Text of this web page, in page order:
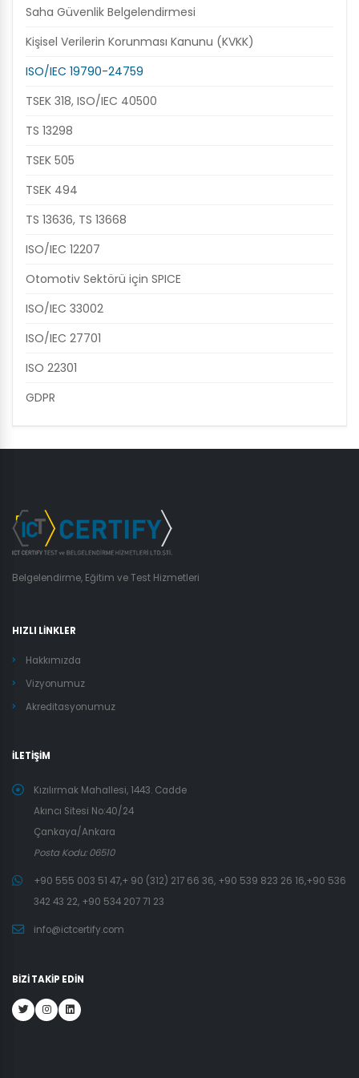
Saha Güvenlik Belgelendirmesi
Kişisel Verilerin Korunması Kanunu (KVKK)
ISO/IEC 19790-24759
TSEK 318, ISO/IEC 40500
TS 13298
TSEK 505
TSEK 494
TS 13636, TS 13668
ISO/IEC 12207
Otomotiv Sektörü için SPICE
ISO/IEC 33002
ISO/IEC 27701
ISO 22301
GDPR
Belgelendirme, Eğitim ve Test Hizmetleri
HIZLI LİNKLER
Hakkımızda
Vizyonumuz
Akreditasyonumuz
İLETİŞİM
Kızılırmak Mahallesi, 1443. Cadde
Akıncı Sitesi No:40/24
Çankaya/Ankara
Posta Kodu: 06510
+90 555 003 51 47,+ 90 (312) 217 66 36, +90 539 823 26 16,+90 536
342 43 22, +90 534 207 71 23
info@ictcertify.com
BİZİ TAKİP EDİN